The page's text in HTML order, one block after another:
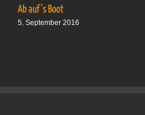
Ab auf’s Boot
5. September 2016